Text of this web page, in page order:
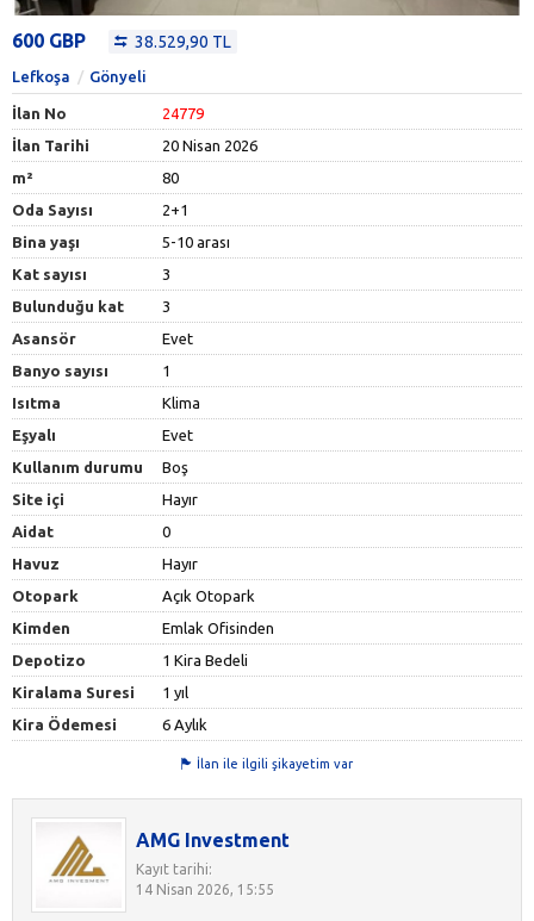
600 GBP 38.529,90 TL
Lefkoşa Gönyeli
İlan No
24779
İlan Tarihi
20 Nisan 2026
m²
80
Oda Sayısı
2+1
Bina yaşı
5-10 arası
Kat sayısı
3
Bulunduğu kat
3
Asansör
Evet
Banyo sayısı
1
Isıtma
Klima
Eşyalı
Evet
Kullanım durumu
Boş
Site içi
Hayır
Aidat
0
Havuz
Hayır
Otopark
Açık Otopark
Kimden
Emlak Ofisinden
Depotizo
1 Kira Bedeli
Kiralama Suresi
1 yıl
Kira Ödemesi
6 Aylık
İlan ile ilgili şikayetim var
AMG Investment
Kayıt tarihi:
14 Nisan 2026, 15:55